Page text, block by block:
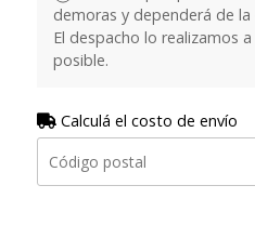
demoras y dependerá de
El despacho lo realizamos
posible.
Calculá el costo de envío